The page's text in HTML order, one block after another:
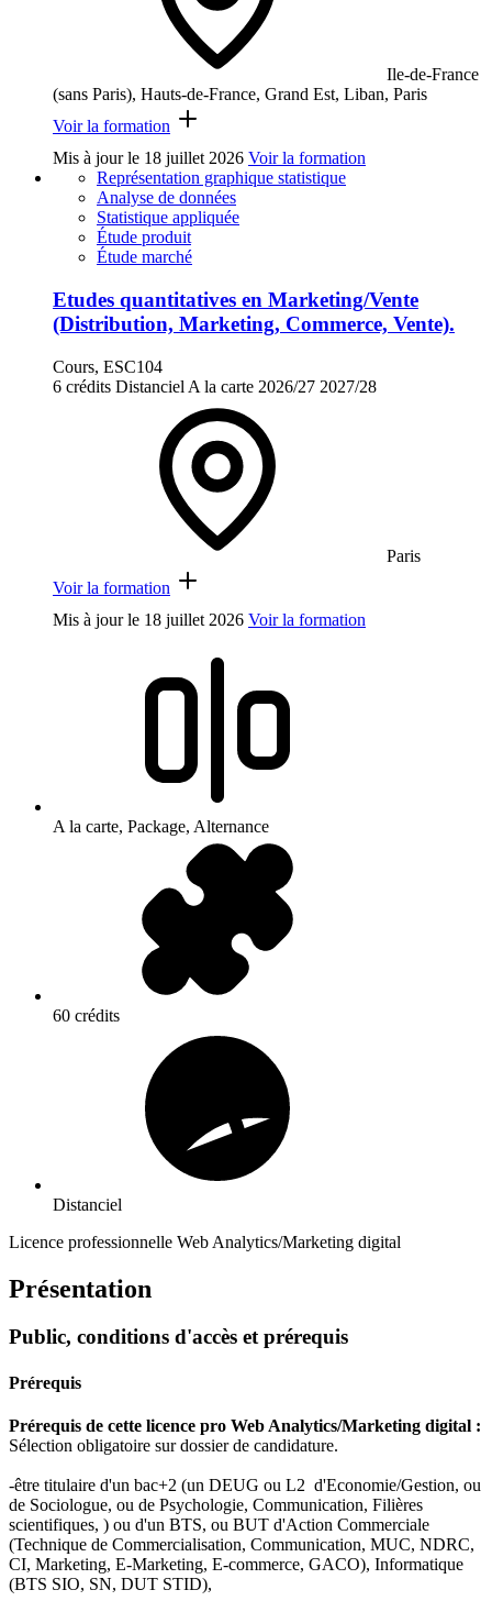
Ile-de-France
(sans Paris), Hauts-de-France, Grand Est, Liban, Paris
Voir la formation
Mis à jour le 18 juillet 2026 Voir la formation
Représentation graphique statistique
Analyse de données
Statistique appliquée
Étude produit
Étude marché
Etudes quantitatives en Marketing/Vente
(Distribution, Marketing, Commerce, Vente).
Cours, ESC104
6 crédits Distanciel A la carte 2026/27 2027/28
Paris
Voir la formation
Mis à jour le 18 juillet 2026 Voir la formation
A la carte, Package, Alternance
60 crédits
Distanciel
Licence professionnelle Web Analytics/Marketing digital
Présentation
Public, conditions d'accès et prérequis
Prérequis
Prérequis de cette licence pro Web Analytics/Marketing digital :
Sélection obligatoire sur dossier de candidature.
-être titulaire d'un bac+2 (un DEUG ou L2 d'Economie/Gestion, ou
de Sociologue, ou de Psychologie, Communication, Filières
scientifiques, ) ou d'un BTS, ou BUT d'Action Commerciale
(Technique de Commercialisation, Communication, MUC, NDRC,
CI, Marketing, E-Marketing, E-commerce, GACO), Informatique
(BTS SIO, SN, DUT STID),